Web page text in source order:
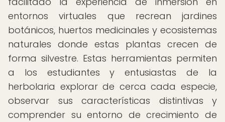
entornos virtuales que recrean jardines
botánicos, huertos medicinales y ecosistemas
naturales donde estas plantas crecen de
forma silvestre. Estas herramientas permiten
a los estudiantes y entusiastas de la
herbolaria explorar de cerca cada especie,
observar sus características distintivas y
comprender su entorno de crecimiento de